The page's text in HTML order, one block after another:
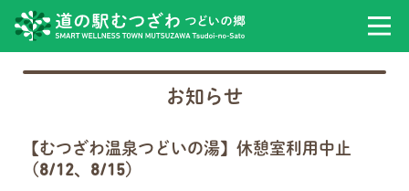
お知らせ
【むつざわ温泉つどいの湯】休憩室利用中止
（8/12、8/15）